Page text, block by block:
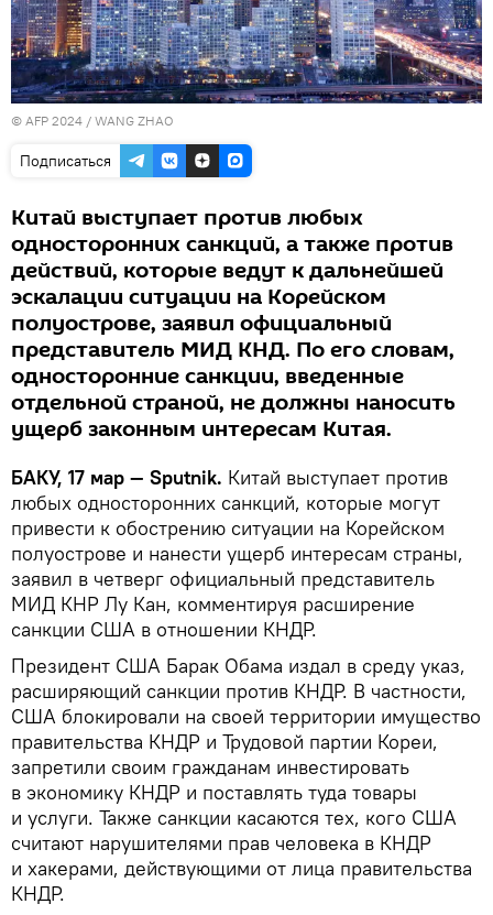
© AFP 2024 / WANG ZHAO
Подписаться
Китай выступает против любых
односторонних санкций, а также против
действий, которые ведут к дальнейшей
эскалации ситуации на Корейском
полуострове, заявил официальный
представитель МИД КНД. По его словам,
односторонние санкции, введенные
отдельной страной, не должны наносить
ущерб законным интересам Китая.
БАКУ, 17 мар — Sputnik. Китай выступает против
любых односторонних санкций, которые могут
привести к обострению ситуации на Корейском
полуострове и нанести ущерб интересам страны,
заявил в четверг официальный представитель
МИД КНР Лу Кан, комментируя расширение
санкции США в отношении КНДР.
Президент США Барак Обама издал в среду указ,
расширяющий санкции против КНДР. В частности,
США блокировали на своей территории имущество
правительства КНДР и Трудовой партии Кореи,
запретили своим гражданам инвестировать
в экономику КНДР и поставлять туда товары
и услуги. Также санкции касаются тех, кого США
считают нарушителями прав человека в КНДР
и хакерами, действующими от лица правительства
КНДР.